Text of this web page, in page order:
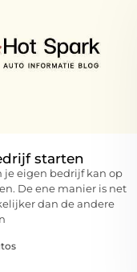
starten
je eigen bedrijf kan op
De ene manier is net
dan de andere